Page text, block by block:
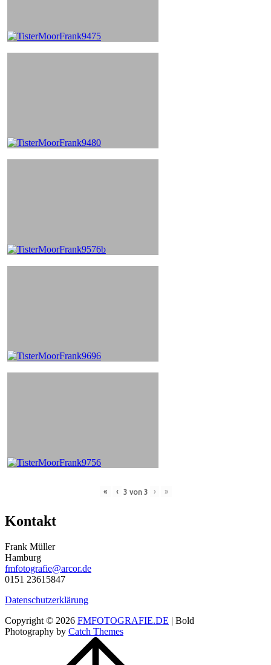
« ‹ 3 von 3 › »
Kontakt
Frank Müller
Hamburg
fmfotografie@arcor.de
0151 23615847
Datenschutzerklärung
Copyright © 2026 FMFOTOGRAFIE.DE | Bold
Photography by Catch Themes